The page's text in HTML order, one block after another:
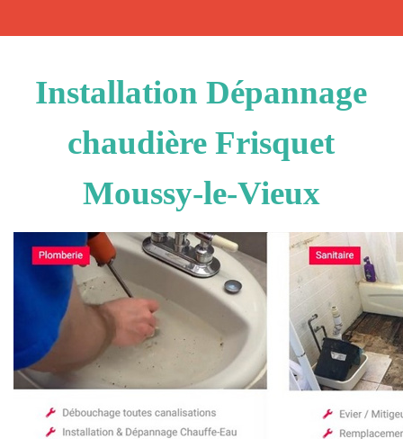
Installation Dépannage
chaudière Frisquet
Moussy-le-Vieux